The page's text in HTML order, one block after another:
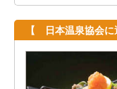
【 日本温泉協会